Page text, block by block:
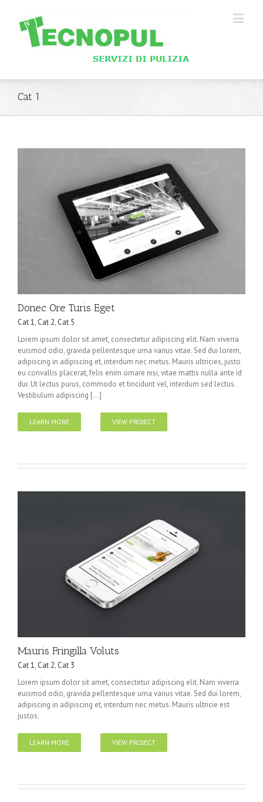
Cat 1
Donec Ore Turis Eget
Cat 1, Cat 2, Cat 5
Lorem ipsum dolor sit amet, consectetur adipiscing elit. Nam viverra
euismod odio, gravida pellentesque urna varius vitae. Sed dui lorem,
adipiscing in adipiscing et, interdum nec metus. Mauris ultricies, justo
eu convallis placerat, felis enim ornare nisi, vitae mattis nulla ante id
dui. Ut lectus purus, commodo et tincidunt vel, interdum sed lectus.
Vestibulum adipiscing [...]
LEARN MORE VIEW PROJECT
Mauris Fringilla Voluts
Cat 1, Cat 2, Cat 3
Lorem ipsum dolor sit amet, consectetur adipiscing elit. Nam viverra
euismod odio, gravida pellentesque urna varius vitae. Sed dui lorem,
adipiscing in adipiscing et, interdum nec metus. Mauris ultricie est
justos.
LEARN MORE VIEW PROJECT